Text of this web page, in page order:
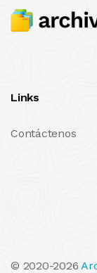
Links
Contáctenos
© 2020-2026